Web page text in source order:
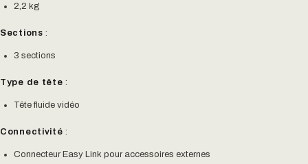
2,2 kg
Sections :
3 sections
Type de tête :
Tête fluide vidéo
Connectivité :
Connecteur Easy Link pour accessoires externes